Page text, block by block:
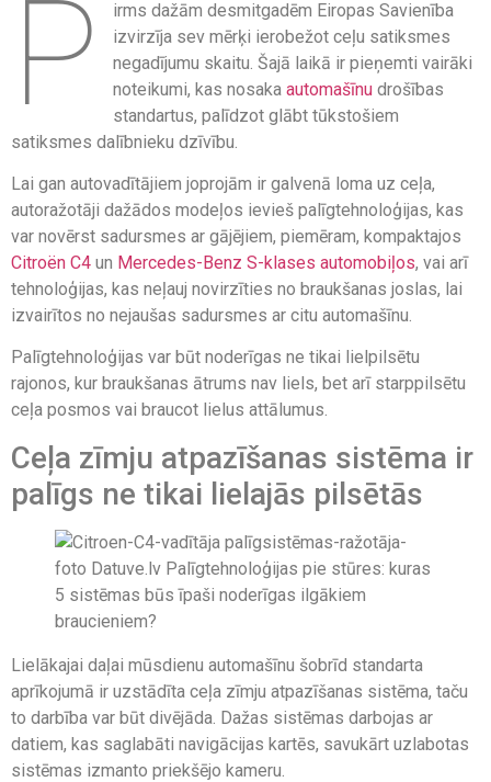
P
irms dažām desmitgadēm Eiropas Savienība
izvirzīja sev mērķi ierobežot ceļu satiksmes
negadījumu skaitu. Šajā laikā ir pieņemti vairāki
noteikumi, kas nosakaautomašīnu drošības
standartus, palīdzot glābt tūkstošiem
satiksmes dalībnieku dzīvību.
Lai gan autovadītājiem joprojām ir galvenā loma uz ceļa,
autoražotāji dažādos modeļos ievieš palīgtehnoloģijas, kas
var novērst sadursmes ar gājējiem, piemēram, kompaktajos
Citroën C4 un Mercedes-Benz S-klases automobiļos, vai arī
tehnoloģijas, kas neļauj novirzīties no braukšanas joslas, lai
izvairītos no nejaušas sadursmes ar citu automašīnu.
Palīgtehnoloģijas var būt noderīgas ne tikai lielpilsētu
rajonos, kur braukšanas ātrums nav liels, bet arī starppilsētu
ceļa posmos vai braucot lielus attālumus.
Ceļa zīmju atpazīšanas sistēma ir
palīgs ne tikai lielajās pilsētās
Lielākajai daļai mūsdienu automašīnu šobrīd standarta
aprīkojumā ir uzstādīta ceļa zīmju atpazīšanas sistēma, taču
to darbība var būt divējāda. Dažas sistēmas darbojas ar
datiem, kas saglabāti navigācijas kartēs, savukārt uzlabotas
sistēmas izmanto priekšējo kameru.